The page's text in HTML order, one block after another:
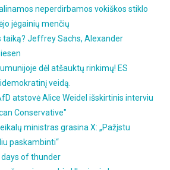
neperdirbamos vokiškos stiklo
jėgainių menčių
taiką? Jeffrey Sachs, Alexander
dėl atšauktų rinkimų! ES
veidą.
atstovė Alice Weidel išskirtinis interviu
Conservative"
ministras grasina X: „Pažįstu
paskambinti“
of thunder